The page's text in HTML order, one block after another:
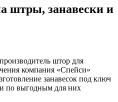
штры, занавески и
штор для
компания «Спейси»
занавесок под ключ
по выгодным для них